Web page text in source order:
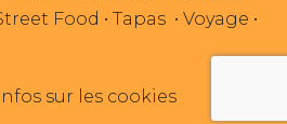
Food • Tapas • Voyage •
sur les cookies